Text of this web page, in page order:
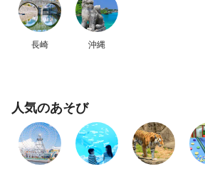
長崎 沖縄
人気のあそび